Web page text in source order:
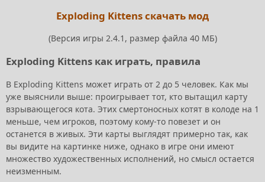
Exploding Kittens скачать мод
(Версия игры 2.4.1, размер файла 40 МБ)
Exploding Kittens как играть, правила
В Exploding Kittens может играть от 2 до 5 человек. Как мы
уже выяснили выше: проигрывает тот, кто вытащил карту
взрывающегося кота. Этих смертоносных котят в колоде на 1
меньше, чем игроков, поэтому кому-то повезет и он
останется в живых. Эти карты выглядят примерно так, как
вы видите на картинке ниже, однако в игре они имеют
множество художественных исполнений, но смысл остается
неизменным.